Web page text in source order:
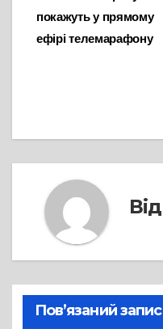
записів
покажуть у прямому
ефірі телемарафону
Від
Пов’язаний запис